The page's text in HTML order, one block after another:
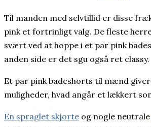
Til manden med selvtillid er disse
pink et fortrinligt valg. De fleste
svært ved at hoppe i et par pink
anden side er det sgu også ret classy.
Et par pink badeshorts til mænd
muligheder, hvad angår et lækkert
En spraglet skjorte og nogle neutrale